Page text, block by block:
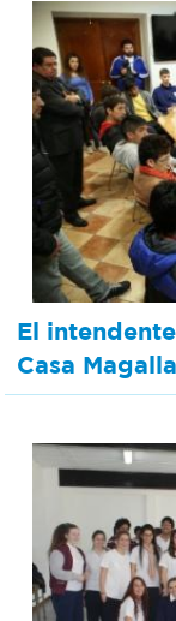
civil
Zoonosis
Rentas
Mi
Actualidad
Correo
Personal
municipal
El
Casa